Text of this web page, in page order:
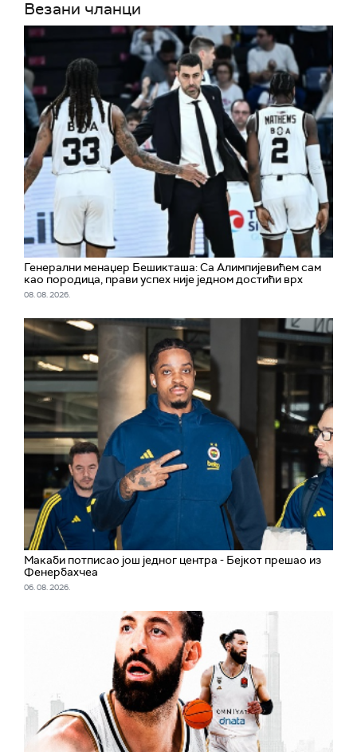
Везани чланци
Генерални менаџер Бешикташа: Са Алимпијевићем сам
као породица, прави успех није једном достићи врх
08. 08. 2026.
Макаби потписао још једног центра - Бејкот прешао из
Фенербахчеа
06. 08. 2026.